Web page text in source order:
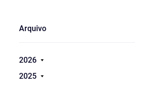
Arquivo
2026
2025